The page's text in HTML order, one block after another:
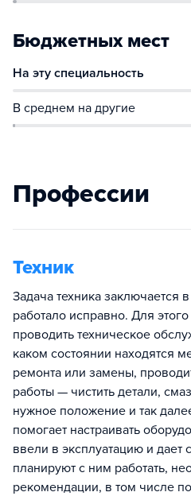
Бюджетных мест
На эту специальность
В среднем на другие
Профессии
Техник
Задача техника заключается
работало исправно. Для
проводить техническое
каком состоянии находятся
ремонта или замены,
работы — чистить детали,
нужное положение и так
помогает настраивать
ввели в эксплуатацию и дает
планируют с ним работать,
рекомендации, в том числе